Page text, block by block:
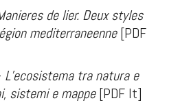
de lier. Deux styles
mediterraneenne[PDF
L’ecosistema tra natura e
sistemi e mappe[PDF It]